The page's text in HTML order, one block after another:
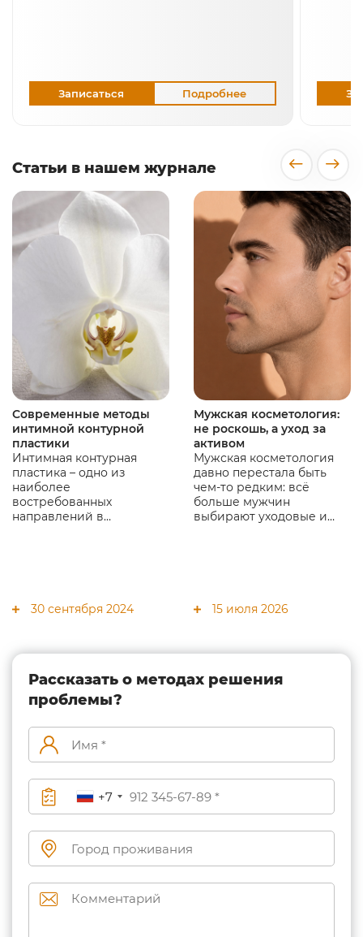
Записаться Подробнее
Статьи в нашем журнале
Современные методы
интимной контурной
пластики
Интимная контурная
пластика – одно из
наиболее
востребованных
направлений в
30 сентября 2024
Мужская косметология:
не роскошь, а уход за
активом
Мужская косметология
давно перестала быть
чем-то редким: всё
больше мужчин
выбирают уходовые и
косметологу, какие
нужно не только для
качества жизни.
15 июля 2026
Рассказать о методах решения
проблемы?
+7